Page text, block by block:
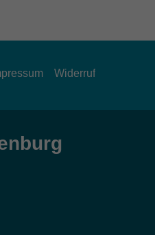
Widerruf